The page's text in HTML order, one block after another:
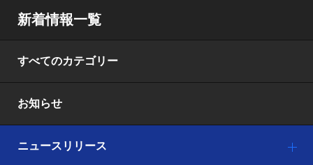
新着情報一覧
すべてのカテゴリー
お知らせ
ニュースリリース